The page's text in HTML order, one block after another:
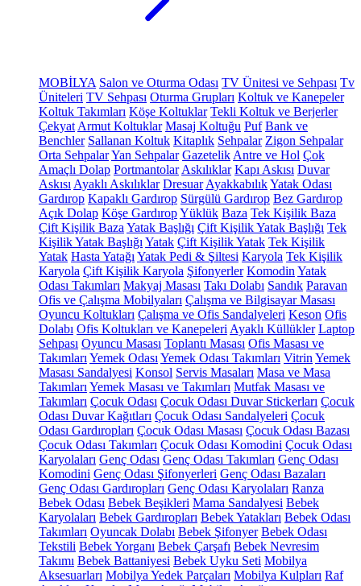
MOBİLYA Salon ve Oturma Odası TV Ünitesi ve Sehpası Tv
Üniteleri TV Sehpası Oturma Grupları Koltuk ve Kanepeler
Koltuk Takımları Köşe Koltuklar Tekli Koltuk ve Berjerler
Çekyat Armut Koltuklar Masaj Koltuğu Puf Bank ve
Benchler Sallanan Koltuk Kitaplık Sehpalar Zigon Sehpalar
Orta SehpalarYan Sehpalar Gazetelik Antre ve Hol Çok
Amaçlı Dolap Portmantolar Askılıklar Kapı Askısı Duvar
Askısı Ayaklı Askılıklar Dresuar AyakkabılıkYatak Odası
Gardırop Kapaklı Gardırop Sürgülü Gardırop Bez Gardırop
Açık Dolap Köşe GardıropYüklük Baza Tek Kişilik Baza
Çift Kişilik Baza Yatak Başlığı Çift Kişilik Yatak Başlığı Tek
Kişilik Yatak Başlığı Yatak Çift Kişilik Yatak Tek Kişilik
Yatak Hasta Yatağı Yatak Pedi & Şiltesi Karyola Tek Kişilik
Karyola Çift Kişilik Karyola Şifonyerler Komodin Yatak
Odası Takımları Makyaj Masası Takı Dolabı Sandık Paravan
Ofis ve Çalışma Mobilyaları Çalışma ve Bilgisayar Masası
Oyuncu Koltukları Çalışma ve Ofis Sandalyeleri Keson Ofis
Dolabı Ofis Koltukları ve Kanepeleri Ayaklı Küllükler Laptop
Sehpası Oyuncu Masası Toplantı Masası Ofis Masası ve
Takımları Yemek Odası Yemek Odası Takımları Vitrin Yemek
Masası Sandalyesi Konsol Servis Masaları Masa ve Masa
Takımları Yemek Masası ve Takımları Mutfak Masası ve
Takımları Çocuk Odası Çocuk Odası Duvar Stickerları Çocuk
Odası Duvar Kağıtları Çocuk Odası Sandalyeleri Çocuk
Odası Gardıropları Çocuk Odası Masası Çocuk Odası Bazası
Çocuk Odası Takımları Çocuk Odası Komodini Çocuk Odası
Karyolaları Genç Odası Genç Odası Takımları Genç Odası
Komodini Genç Odası Şifonyerleri Genç Odası Bazaları
Genç Odası Gardıropları Genç Odası Karyolaları Ranza
Bebek Odası Bebek Beşikleri Mama Sandalyesi Bebek
Karyolaları Bebek Gardıropları Bebek Yatakları Bebek Odası
Takımları Oyuncak Dolabı Bebek Şifonyer Bebek Odası
Tekstili Bebek Yorganı Bebek Çarşafı Bebek Nevresim
Takımı Bebek Battaniyesi Bebek Uyku Seti Mobilya
Aksesuarları Mobilya Yedek Parçaları Mobilya Kulpları Raf